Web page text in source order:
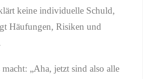
keine individuelle Schuld,
Häufungen, Risiken und
macht: „Aha, jetzt sind also alle